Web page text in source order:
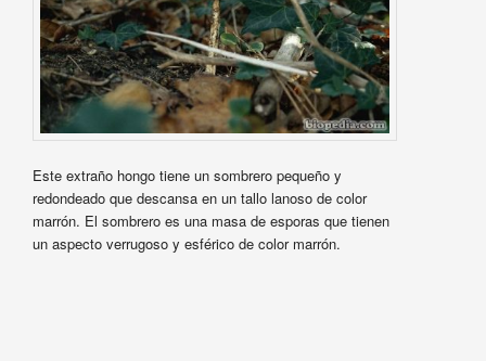
Este extraño hongo tiene un sombrero pequeño y
redondeado que descansa en un tallo lanoso de color
marrón. El sombrero es una masa de esporas que tienen
un aspecto verrugoso y esférico de color marrón.